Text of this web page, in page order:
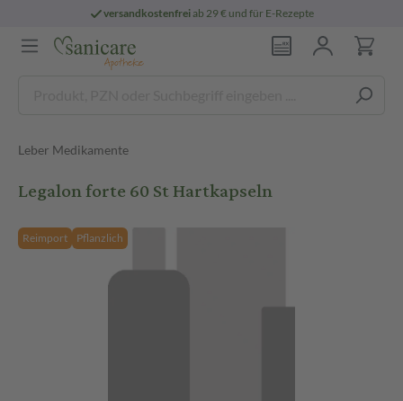
versandkostenfreiab 29 € und für E-Rezepte
Leber Medikamente
Legalon forte 60 St Hartkapseln
Reimport Pflanzlich